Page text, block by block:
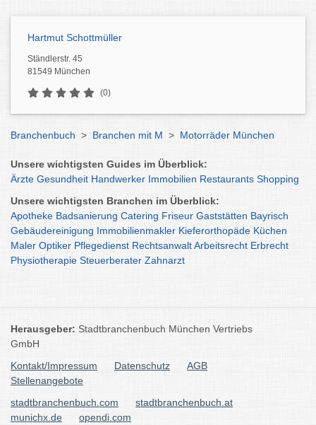
Hartmut Schottmüller
Ständlerstr. 45
81549 München
(0)
Branchenbuch > Branchen mit M > Motorräder München
Unsere wichtigsten Guides im Überblick:
Ärzte Gesundheit Handwerker Immobilien Restaurants Shopping
Unsere wichtigsten Branchen im Überblick:
Apotheke Badsanierung Catering Friseur Gaststätten Bayrisch
Gebäudereinigung Immobilienmakler Kieferorthopäde Küchen
Maler Optiker Pflegedienst RechtsanwaltArbeitsrecht Erbrecht
Physiotherapie Steuerberater Zahnarzt
Herausgeber: Stadtbranchenbuch München Vertriebs
GmbH
Kontakt/Impressum
Datenschutz
AGB
Stellenangebote
stadtbranchenbuch.com
stadtbranchenbuch.at
munichx.de
opendi.com